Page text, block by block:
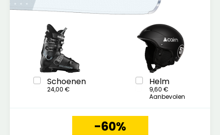
Schoenen
24,00 €
Helm
9,60 €
Aanbevolen
-60%